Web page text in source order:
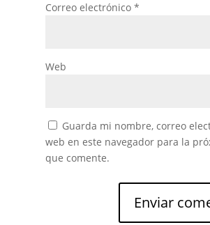
Correo electrónico *
Web
Guarda mi nombre, correo
web en este navegador para la
que comente.